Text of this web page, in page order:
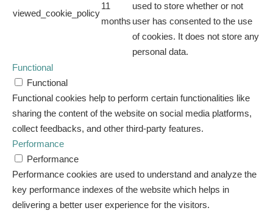
viewed_cookie_policy
11
months
used to store whether or not
user has consented to the use
of cookies. It does not store any
personal data.
Functional
Functional
Functional cookies help to perform certain functionalities like
sharing the content of the website on social media platforms,
collect feedbacks, and other third-party features.
Performance
Performance
Performance cookies are used to understand and analyze the
key performance indexes of the website which helps in
delivering a better user experience for the visitors.